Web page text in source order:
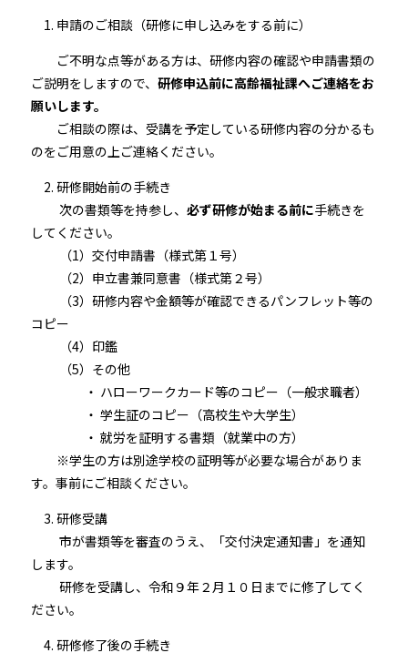
1. 申請のご相談（研修に申し込みをする前に）
ご不明な点等がある方は、研修内容の確認や申請書類の
ご説明をしますので、 研修申込前に高齢福祉課へご連絡をお
願いします。
ご相談の際は、受講を予定している研修内容の分かるも
のをご用意の上ご連絡ください。
2. 研修開始前の手続き
次の書類等を持参し、 必ず研修が始まる前に手続きを
してください。
（1）交付申請書（様式第１号）
（2）申立書兼同意書（様式第２号）
（3）研修内容や金額等が確認できるパンフレット等の
コピー
（4）印鑑
（5）その他
・ ハローワークカード等のコピー（一般求職者）
・ 学生証のコピー（高校生や大学生）
・ 就労を証明する書類（就業中の方）
※学生の方は別途学校の証明等が必要な場合がありま
す。事前にご相談ください。
3. 研修受講
市が書類等を審査のうえ、「交付決定通知書」を通知
します。
研修を受講し、令和９年２月１０日までに修了してく
ださい。
4. 研修修了後の手続き